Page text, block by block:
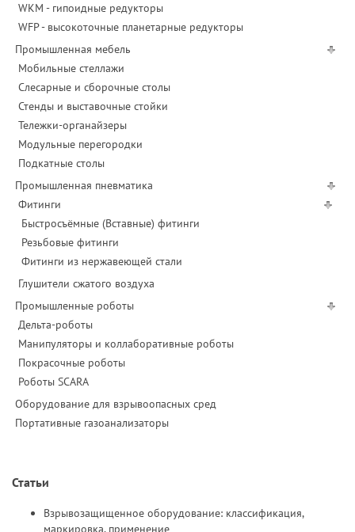
WKM - гипоидные редукторы
WFP - высокоточные планетарные редукторы
Промышленная мебель
Мобильные стеллажи
Слесарные и сборочные столы
Стенды и выставочные стойки
Тележки-органайзеры
Модульные перегородки
Подкатные столы
Промышленная пневматика
Фитинги
Быстросъёмные (Вставные) фитинги
Резьбовые фитинги
Фитинги из нержавеющей стали
Глушители сжатого воздуха
Промышленные роботы
Дельта-роботы
Манипуляторы и коллаборативные роботы
Покрасочные роботы
Роботы SCARA
Оборудование для взрывоопасных сред
Портативные газоанализаторы
Статьи
Взрывозащищенное оборудование: классификация,
маркировка, применение